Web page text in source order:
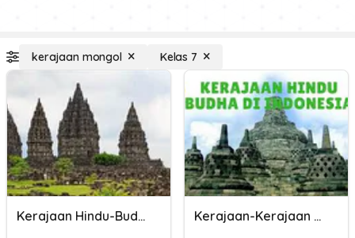
kerajaan mongol Kelas 7
Kerajaan Hindu-Budha Kerajaan-Kerajaan Hindu-Buddha Di Indonesia